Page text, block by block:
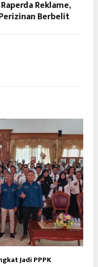
Reklame,
Berbelit
Jadi PPPK